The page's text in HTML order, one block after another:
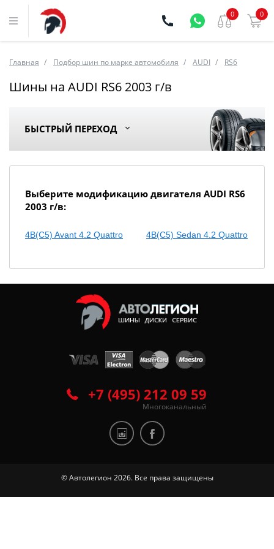
0 0
Главная Подбор шин по марке автомобиля AUDI RS6
Шины на AUDI RS6 2003 г/в
БЫСТРЫЙ ПЕРЕХОД
Выберите модификацию двигателя AUDI RS6
2003 г/в:
4B(C5) Avant 4.2 Quattro 4B(C5) Sedan 4.2 Quattro
+7 (495) 212 09 59
Многоканальный
© Автолегион 2026. Все права защищены